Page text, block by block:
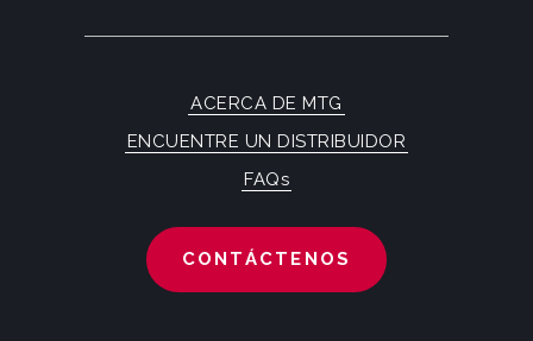
ACERCA DE MTG
ENCUENTRE UN DISTRIBUIDOR
FAQs
CONTÁCTENOS